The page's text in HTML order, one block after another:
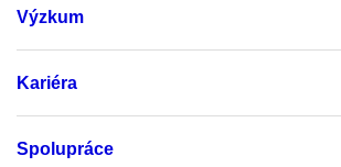
Výzkum
Kariéra
Spolupráce